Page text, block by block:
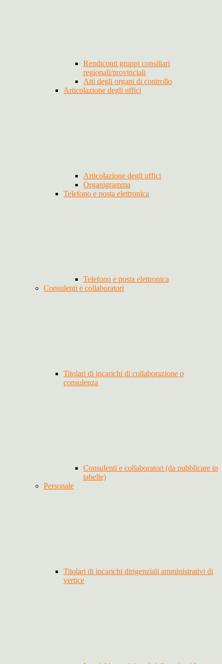
Rendiconti gruppi consiliari
regionali/provinciali
Atti degli organi di controllo
Articolazione degli uffici
Articolazione degli uffici
Organigramma
Telefono e posta elettronica
Telefono e posta elettronica
Consulenti e collaboratori
Titolari di incarichi di collaborazione o
consulenza
Consulenti e collaboratori (da pubblicare in
tabelle)
Personale
Titolari di incarichi dirigenziali amministrativi di
vertice